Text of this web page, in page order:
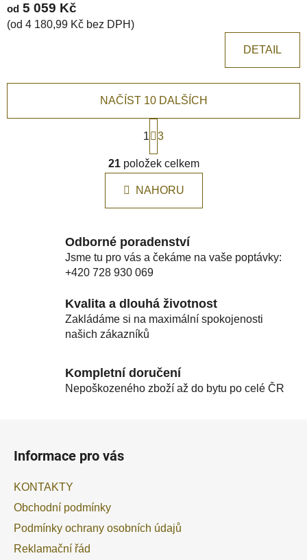
od 5 059 Kč
(od 4 180,99 Kč bez DPH)
DETAIL
O
v
l
á
d
c
í
p
v
k
ý
p
i
NAČÍST 10 DALŠÍCH
t
r
á
n
k
n
í
1 3
21položek celkem
NAHORU
Odborné poradenství
Jsme tu pro vás a čekáme na vaše poptávky:
+420 728 930 069
Kvalita a dlouhá životnost
Zakládáme si na maximální spokojenosti
našich zákazníků
Kompletní doručení
Nepoškozeného zboží až do bytu po celé ČR
Informace pro vás
KONTAKTY
Obchodní podmínky
Podmínky ochrany osobních údajů
Reklamační řád